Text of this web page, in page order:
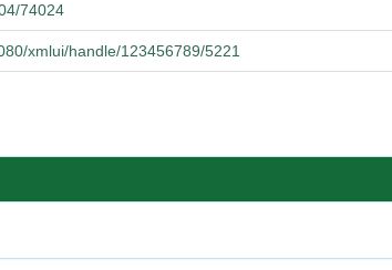
74024
xmlui/handle/123456789/5221